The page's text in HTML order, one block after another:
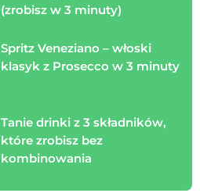
(zrobisz w 3 minuty)
Spritz Veneziano – włoski
klasyk z Prosecco w 3 minuty
Tanie drinki z 3 składników,
które zrobisz bez
kombinowania